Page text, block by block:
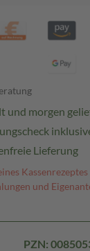
und morgen
Lieferung
und
PZN: